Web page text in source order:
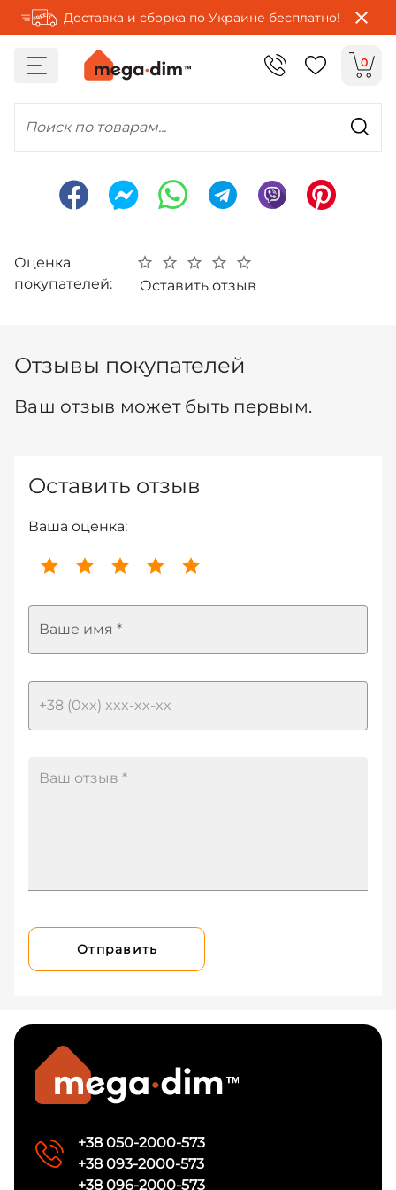
Доставка и сборка по Украине бесплатно!
0
Поиск по товарам...
Оценка
покупателей:
Оставить отзыв
Отзывы покупателей
Ваш отзыв может быть первым.
Оставить отзыв
Ваша оценка:
Ваше имя *
Отправить
+38 050-2000-573
+38 093-2000-573
+38 096-2000-573